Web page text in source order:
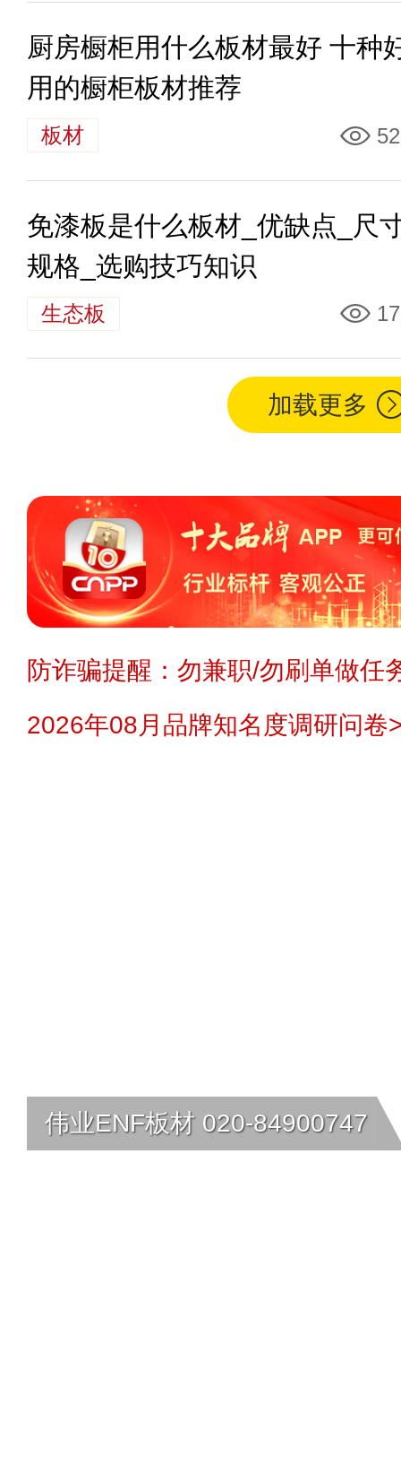
厨房橱柜用什么板材最好 十种
用的橱柜板材推荐
板材
免漆板是什么板材_优缺点_尺
规格_选购技巧知识
生态板
加载更多
防诈骗提醒：勿兼职/勿刷单做任
2026年08月品牌知名度调研问卷
伟业ENF板材 020-84900747